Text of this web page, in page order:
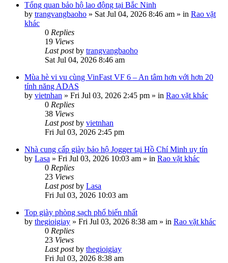
Tổng quan bảo hộ lao động tại Bắc Ninh
by trangvangbaoho » Sat Jul 04, 2026 8:46 am » in Rao vặt
khác
0 Replies
19 Views
Last postby trangvangbaoho
Sat Jul 04, 2026 8:46 am
Mùa hè vi vu cùng VinFast VF 6 – An tâm hơn với hơn 20
tính năng ADAS
by vietnhan » Fri Jul 03, 2026 2:45 pm » in Rao vặt khác
0 Replies
38 Views
Last postby vietnhan
Fri Jul 03, 2026 2:45 pm
Nhà cung cấp giày bảo hộ Jogger tại Hồ Chí Minh uy tín
by Lasa » Fri Jul 03, 2026 10:03 am » in Rao vặt khác
0 Replies
23 Views
Last postby Lasa
Fri Jul 03, 2026 10:03 am
Top giày phòng sạch phổ biến nhất
by thegioigiay » Fri Jul 03, 2026 8:38 am » in Rao vặt khác
0 Replies
23 Views
Last postby thegioigiay
Fri Jul 03, 2026 8:38 am